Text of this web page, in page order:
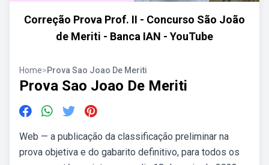
Correção Prova Prof. II - Concurso São João
de Meriti - Banca IAN - YouTube
Home>Prova Sao Joao De Meriti
Prova Sao Joao De Meriti
Web — a publicação da classificação preliminar na
prova objetiva e do gabarito definitivo, para todos os